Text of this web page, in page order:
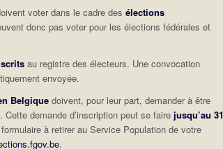
voter dans le cadre desélections
donc pas voter pour les élections fédérales et
au registre des électeurs. Une convocation
envoyée.
Belgique doivent, pour leur part, demander à être
demande d’inscription peut se faire jusqu’au 31
à retirer au Service Population de votre
.